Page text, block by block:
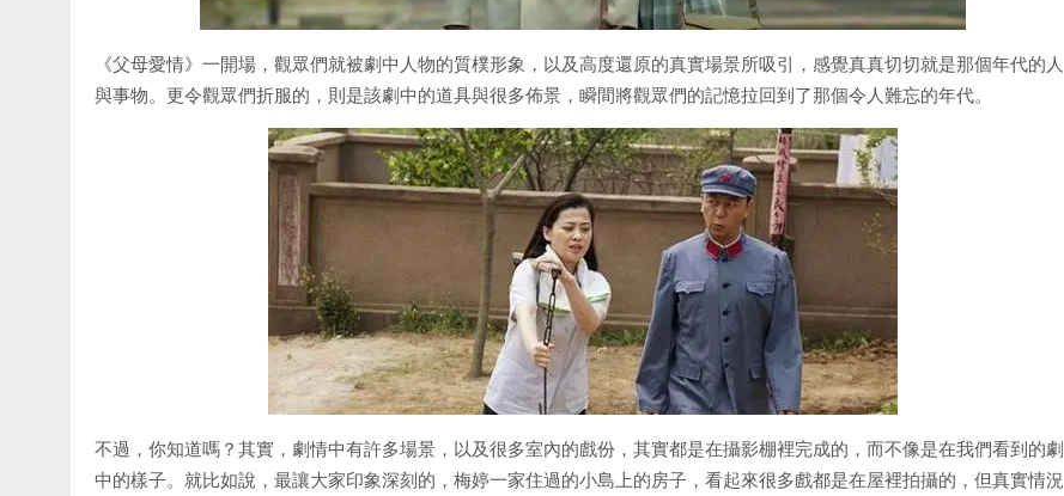
《父母愛情》一開場，觀眾們就被劇中人物的質樸形象，以及高度還原的真實場景所吸引，感覺真真切切就是那個年代的人
與事物。更令觀眾們折服的，則是該劇中的道具與很多佈景，瞬間將觀眾們的記憶拉回到了那個令人難忘的年代。
不過，你知道嗎？其實，劇情中有許多場景，以及很多室內的戲份，其實都是在攝影棚裡完成的，而不像是在我們看到的劇
中的樣子。就比如說，最讓大家印象深刻的，梅婷一家住過的小島上的房子，看起來很多戲都是在屋裡拍攝的，但真實情況